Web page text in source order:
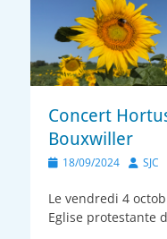
Concert
Bouxwiller
Posted18/09/2024 Author
SJC
Le vendredi 4
Eglise protestante